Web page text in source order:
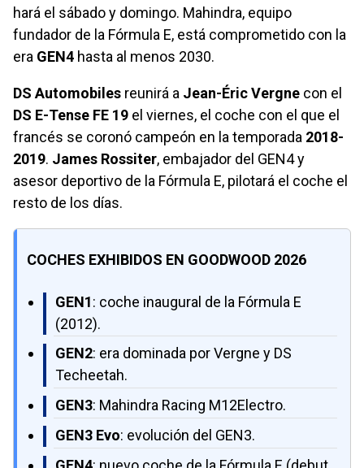
hará el sábado y domingo. Mahindra, equipo
fundador de la Fórmula E, está comprometido con la
era GEN4 hasta al menos 2030.
DS Automobiles reunirá a Jean-Éric Vergne con el
DS E-Tense FE 19 el viernes, el coche con el que el
francés se coronó campeón en la temporada 2018-
2019. James Rossiter, embajador del GEN4 y
asesor deportivo de la Fórmula E, pilotará el coche el
resto de los días.
COCHES EXHIBIDOS EN GOODWOOD 2026
GEN1: coche inaugural de la Fórmula E
(2012).
GEN2: era dominada por Vergne y DS
Techeetah.
GEN3: Mahindra Racing M12Electro.
GEN3 Evo: evolución del GEN3.